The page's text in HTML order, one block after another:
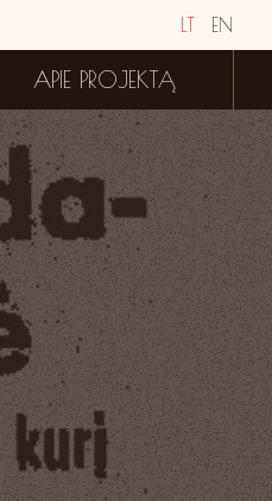
LT EN
APIE PROJEKTĄ